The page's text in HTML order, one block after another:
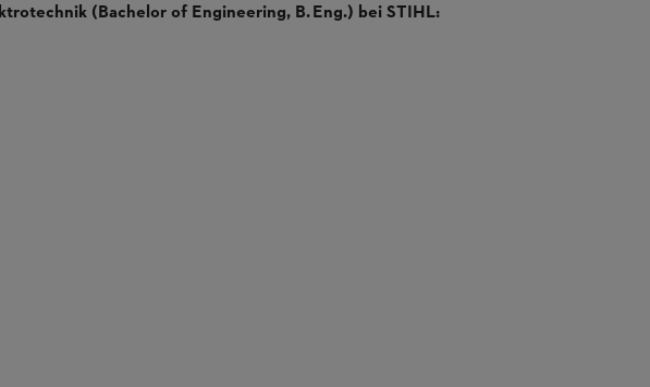
(Bachelor of Engineering, B. Eng.) bei STIHL: